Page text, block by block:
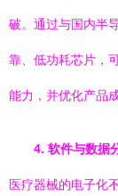
破。通过与国内半
靠、低功耗芯片，
能力，并优化产品
4. 软件与数据
医疗器械的电子化